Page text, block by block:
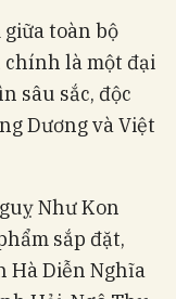
toàn bộ
chính là một đại
sâu sắc, độc
Dương và Việt
Như Kon
sắp đặt,
Hà Diễn Nghĩa